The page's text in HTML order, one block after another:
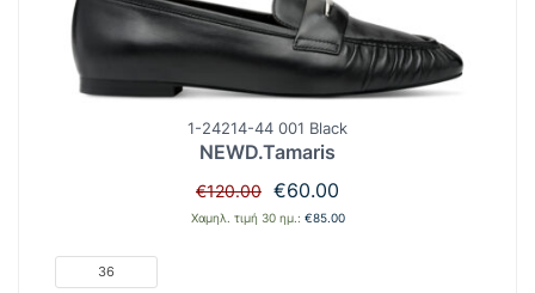
1-24214-44 001 Black
NEWD.Tamaris
€120.00 Original
price
€60.00
τρέχουσα
Χαμηλ. τιμή 30 ημ.: €85.00
36